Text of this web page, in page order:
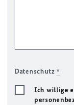
Datenschutz*
Ich willige